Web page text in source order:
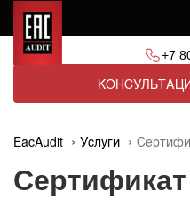
+7
EacAudit Услуги